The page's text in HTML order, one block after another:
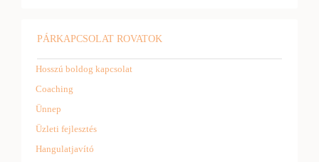
PÁRKAPCSOLAT ROVATOK
Hosszú boldog kapcsolat
Coaching
Ünnep
Üzleti fejlesztés
Hangulatjavító